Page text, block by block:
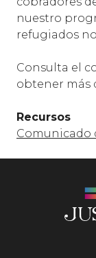
nuestro
refugiados
Consulta el
obtener más
Recursos
Comunicado